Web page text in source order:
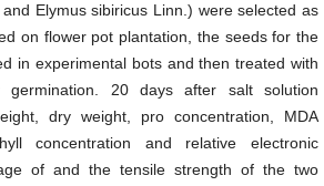
Elymus sibiricus Linn.) were selected as
on flower pot plantation, the seeds for the
in experimental bots and then treated with
20 days after salt solution
dry weight, pro concentration, MDA
concentration and relative electronic
of and the tensile strength of the two